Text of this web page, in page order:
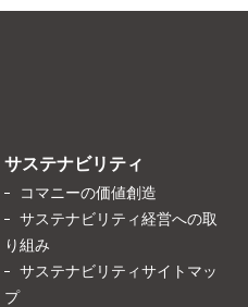
サステナビリティ
コマニーの価値創造
サステナビリティ経営への取
り組み
サステナビリティサイトマッ
プ